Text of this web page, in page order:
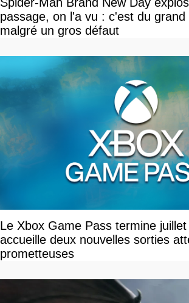
passage, on l'a vu : c'est du grand
malgré un gros défaut
Le Xbox Game Pass termine
accueille deux nouvelles sorties
prometteuses